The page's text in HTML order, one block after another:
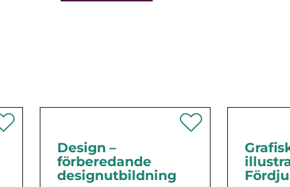
Design –
förberedande
designutbildning